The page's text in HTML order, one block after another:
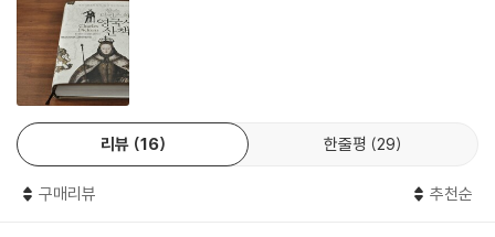
디킨스는 특정 시대나 왕조를 집중적으로 조명하기보다는 숲을 보듯 영국
역사를 조망할 수 있도록 내용을 전개해나가되 역사적인 사실을 단순히 나
열하는 데 그치지 않았다. 그동안 선보였던 다른 작품들과 마찬가지로 이
책에는 모순된 사회에 대한 통렬한 비판 정신과 가난하고 억압받는 이들에
대한 따뜻한 시선, 그리고 민중 중심의 역사관이 깊이 스며 있다. 그는 책
곳곳에서 형편없는 왕이나 귀족들에 대해 통렬한 비판을 가하고, 신랄한
풍자와 재치 있는 위트로 꼬집는다.
리뷰 16 한줄평 29
구매리뷰 추천순